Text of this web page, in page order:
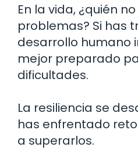
En la vida, ¿quién
problemas? Si has
desarrollo humano
mejor preparado
dificultades.
La resiliencia se
has enfrentado
a superarlos.